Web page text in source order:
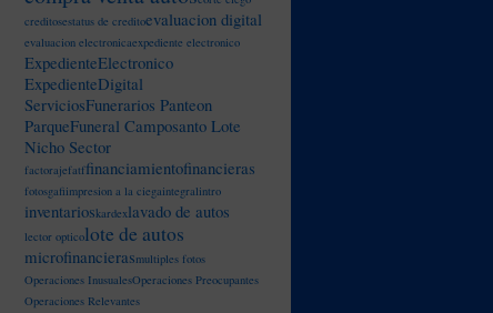
creditosestatus de creditoevaluacion digital
evaluacion electronicaexpediente electronico
ExpedienteElectronico
ExpedienteDigital
ServiciosFunerarios Panteon
ParqueFuneral Camposanto Lote
Nicho Sector
factorajefatffinanciamientofinancieras
fotosgafiimpresion a la ciegaintegralintro
inventarioskardexlavado de autos
lector opticolote de autos
microfinancierasmultiples fotos
Operaciones InusualesOperaciones Preocupantes
Operaciones Relevantes